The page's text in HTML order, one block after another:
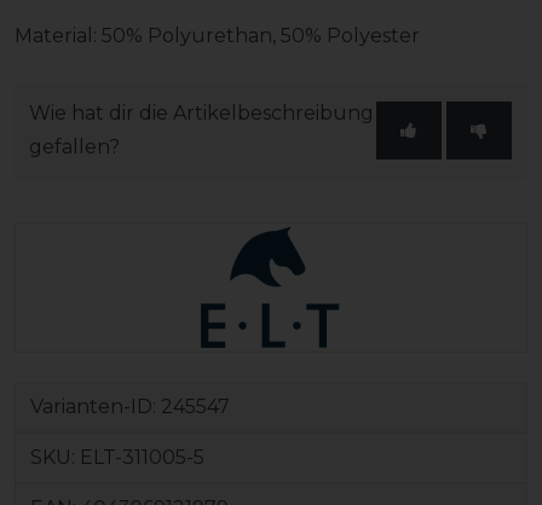
Material: 50% Polyurethan, 50% Polyester
Wie hat dir die Artikelbeschreibung
gefallen?
Varianten-ID: 245547
SKU: ELT-311005-5